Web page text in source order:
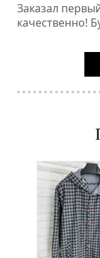
Заказал
качественно!